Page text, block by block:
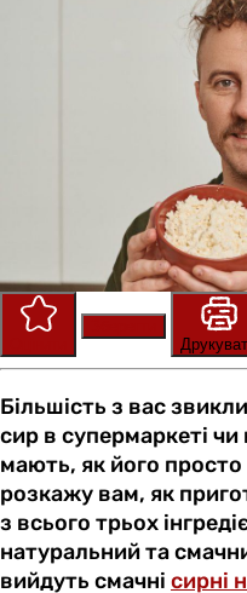
Більшість з вас
сир в супермаркеті
мають, як його
розкажу вам, як
з всього трьох
натуральний та
вийдуть смачні сирні